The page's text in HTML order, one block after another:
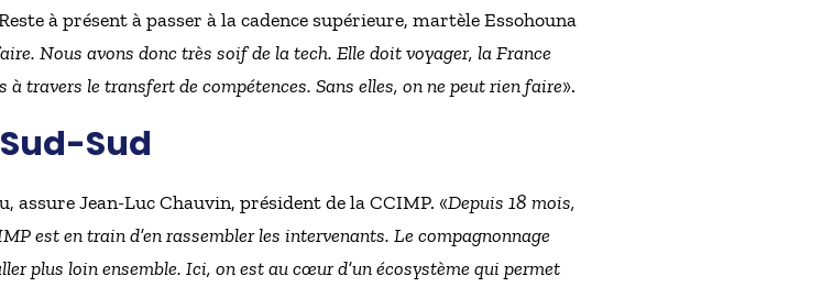
à présent à passer à la cadence supérieure, martèle Essohouna
Nous avons donc très soif de la tech. Elle doit voyager, la France
travers le transfert de compétences. Sans elles, on ne peut rien faire».
Sud
assure Jean-Luc Chauvin, président de la CCIMP. «Depuis 18 mois,
est en train d’en rassembler les intervenants. Le compagnonnage
plus loin ensemble. Ici, on est au cœur d’un écosystème qui permet